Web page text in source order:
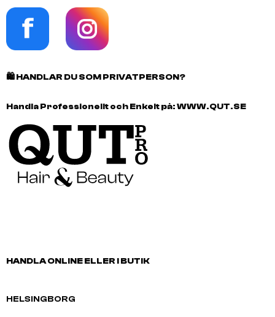
🛍️HANDLAR DU SOM PRIVATPERSON?
Handla Professionellt och Enkelt på:WWW.QUT.SE
HANDLA ONLINE ELLER I BUTIK
HELSINGBORG